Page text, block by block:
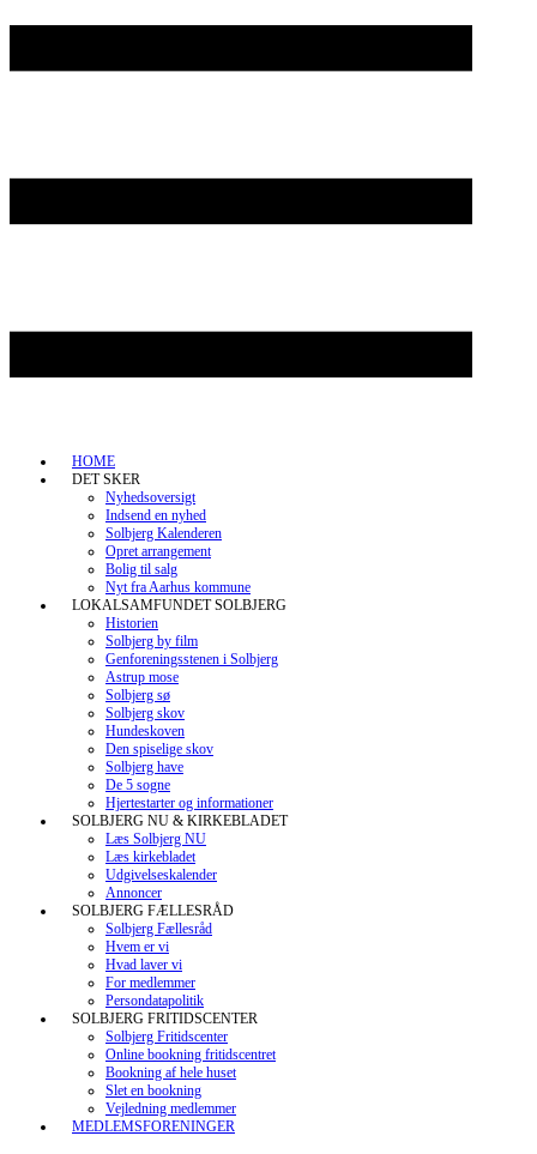
HOME
DET SKER
Nyhedsoversigt
Indsend en nyhed
Solbjerg Kalenderen
Opret arrangement
Bolig til salg
Nyt fra Aarhus kommune
LOKALSAMFUNDET SOLBJERG
Historien
Solbjerg by film
Genforeningsstenen i Solbjerg
Astrup mose
Solbjerg sø
Solbjerg skov
Hundeskoven
Den spiselige skov
Solbjerg have
De 5 sogne
Hjertestarter og informationer
SOLBJERG NU & KIRKEBLADET
Læs Solbjerg NU
Læs kirkebladet
Udgivelseskalender
Annoncer
SOLBJERG FÆLLESRÅD
Solbjerg Fællesråd
Hvem er vi
Hvad laver vi
For medlemmer
Persondatapolitik
SOLBJERG FRITIDSCENTER
Solbjerg Fritidscenter
Online bookning fritidscentret
Bookning af hele huset
Slet en bookning
Vejledning medlemmer
MEDLEMSFORENINGER